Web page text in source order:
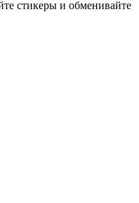
стикеры и обменивайте